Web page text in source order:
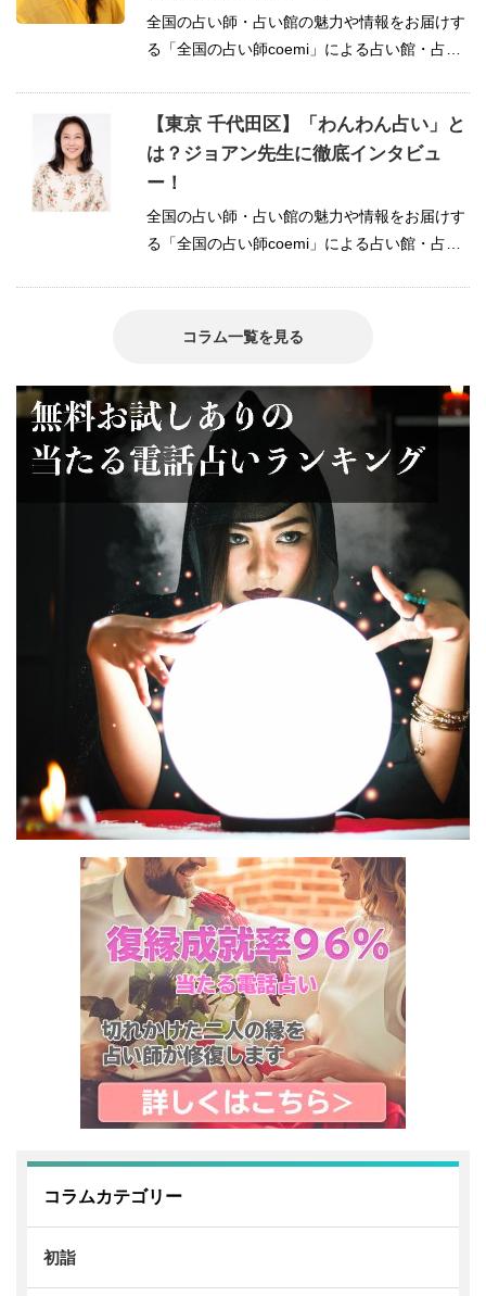
全国の占い師・占い館の魅力や情報をお届けす
る「全国の占い師coemi」による占い館・占い
【東京 千代田区】「わんわん占い」と
は？ジョアン先生に徹底インタビュ
ー！
全国の占い師・占い館の魅力や情報をお届けす
る「全国の占い師coemi」による占い館・占い
コラム一覧を見る
コラムカテゴリー
初詣